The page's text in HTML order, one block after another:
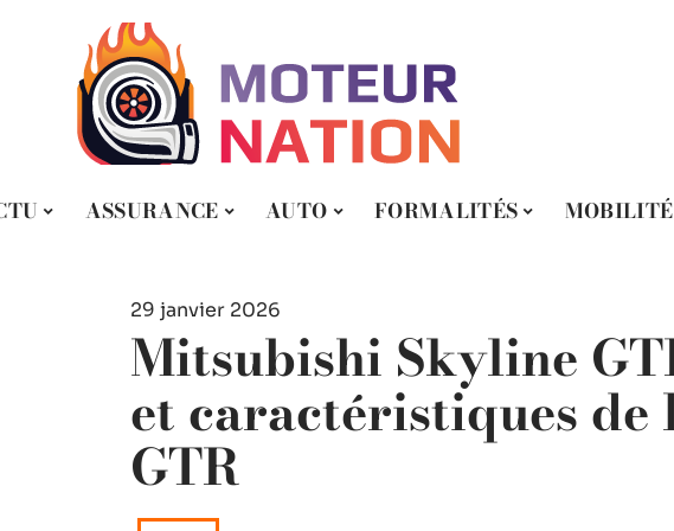
ASSURANCE AUTO FORMALITÉS MOBILITÉ
29 janvier 2026
Mitsubishi Skyline
et caractéristiques de
GTR